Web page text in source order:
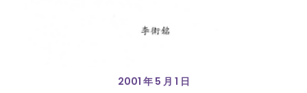
2001 年 5 月 1 日